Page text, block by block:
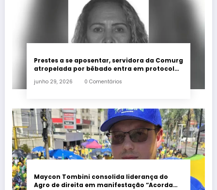
Prestes a se aposentar, servidora da Comurg
atropelada por bêbado entra em protocolo
junho 29, 2026 0 Comentários
Maycon Tombini consolida liderança do
Agro de direita em manifestação “Acorda